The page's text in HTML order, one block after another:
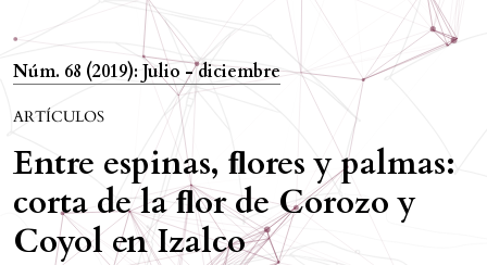
Núm. 68 (2019): Julio - diciembre
ARTÍCULOS
Entre espinas, ﬂores y palmas:
corta de la ﬂor de Corozo y
Coyol en Izalco